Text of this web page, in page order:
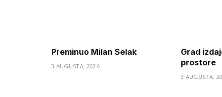
Preminuo Milan Selak
3 AUGUSTA, 2026
Grad
prostore
3 AUGUSTA,